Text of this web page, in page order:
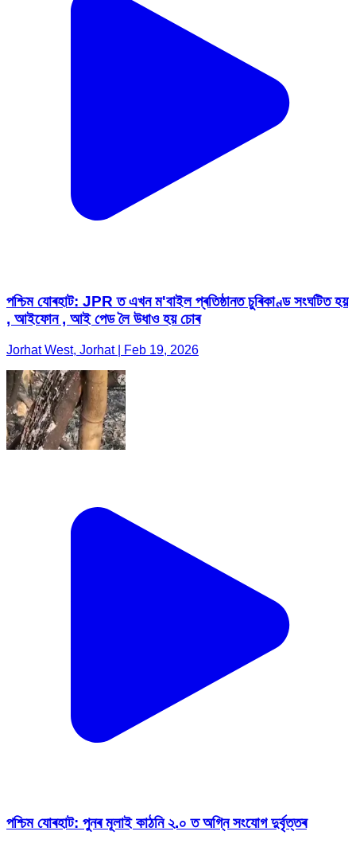
পশ্চিম যোৰহাট: JPR ত এখন ম'বাইল প্ৰতিষ্ঠানত চুৰিকাণ্ড সংঘটিত হয়
, আইফোন , আই পেড লৈ উধাও হয় চোৰ
Jorhat West, Jorhat | Feb 19, 2026
পশ্চিম যোৰহাট: পুনৰ মূলাই কাঠনি ২.০ ত অগ্নি সংযোগ দুৰ্বৃত্তৰ